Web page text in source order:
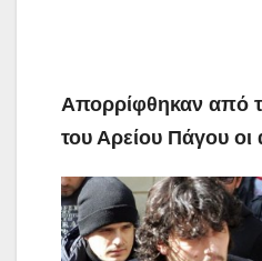
Απορρίφθηκαν από
του Αρείου Πάγου οι